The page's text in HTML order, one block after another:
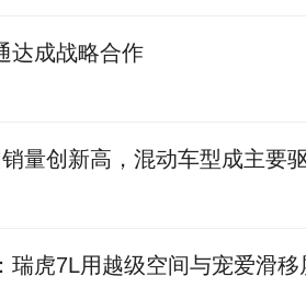
达成战略合作
量创新高，混动车型成主要
瑞虎7L用越级空间与宠爱滑